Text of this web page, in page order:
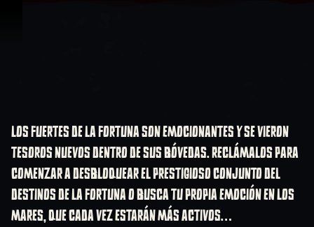
LOS FUERTES DE LA FORTUNA SON EMOCIONANTES Y SE VIERON
TESOROS NUEVOS DENTRO DE SUS BÓVEDAS. RECLÁMALOS PARA
COMENZAR A DESBLOQUEAR EL PRESTIGIOSO CONJUNTO DEL
DESTINOS DE LA FORTUNA O BUSCA TU PROPIA EMOCIÓN EN LOS
MARES, QUE CADA VEZ ESTARÁN MÁS ACTIVOS…